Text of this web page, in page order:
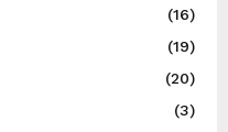
(16)
(19)
(20)
(3)